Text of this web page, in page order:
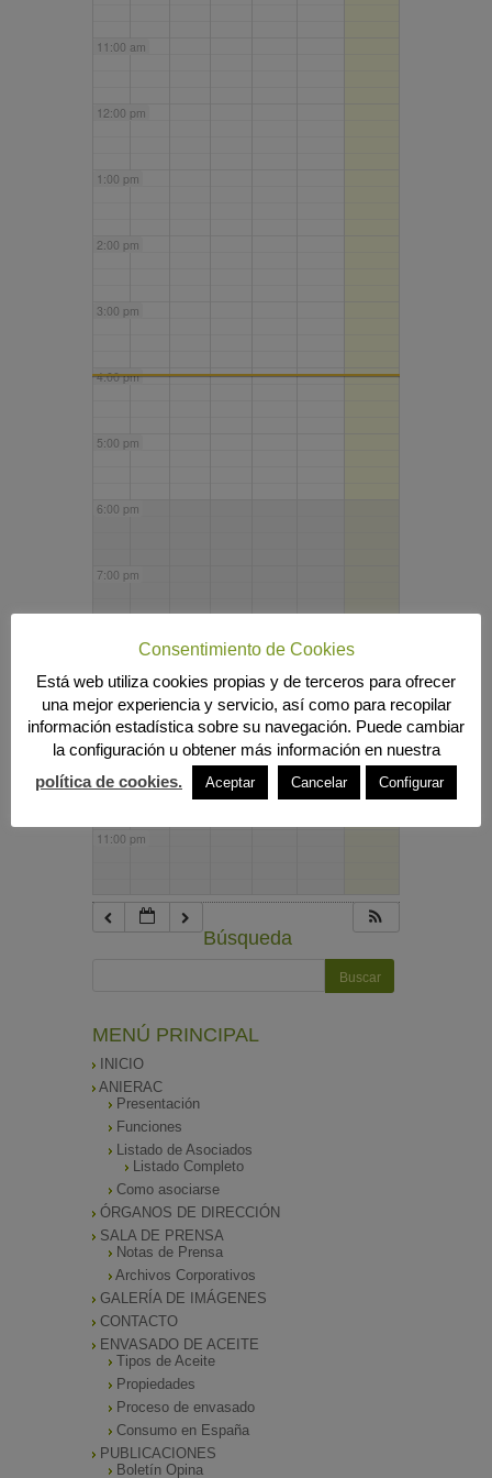
11:00 am
12:00 pm
1:00 pm
2:00 pm
3:00 pm
4:00 pm
5:00 pm
6:00 pm
7:00 pm
9:00 pm
10:00 pm
11:00 pm
Búsqueda
MENÚ PRINCIPAL
INICIO
ANIERAC
Presentación
Funciones
Listado de Asociados
Listado Completo
Como asociarse
ÓRGANOS DE DIRECCIÓN
SALA DE PRENSA
Notas de Prensa
Archivos Corporativos
GALERÍA DE IMÁGENES
CONTACTO
ENVASADO DE ACEITE
Tipos de Aceite
Propiedades
Proceso de envasado
Consumo en España
PUBLICACIONES
Boletín Opina
Consentimiento de Cookies
Está web utiliza cookies propias y de terceros para ofrecer
una mejor experiencia y servicio, así como para recopilar
información estadística sobre su navegación. Puede cambiar
la configuración u obtener más información en nuestra
política de cookies.
Aceptar Cancelar Configurar